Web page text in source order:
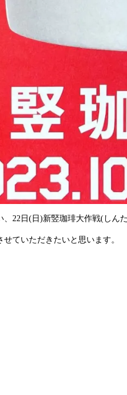
22日(日)新竪珈琲大作戦(しん
ていただきたいと思います。